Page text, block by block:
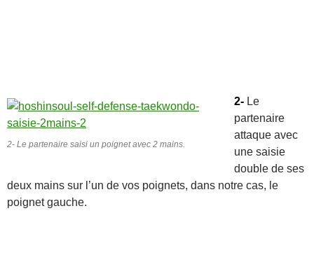
2- Le partenaire saisi un poignet avec 2 mains.
2- Le
partenaire
attaque avec
une saisie
double de ses
deux mains sur l’un de vos poignets, dans notre cas, le
poignet gauche.